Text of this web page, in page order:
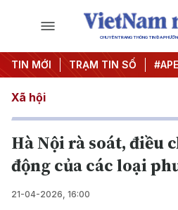
CHUYÊN TRANG THÔNG TIN ĐA
TIN MỚI TRẠM TIN SỐ
#Hội nghị Trung ương 3
Xã hội
Hà Nội rà soát, điều
động của các loại
21-04-2026, 16:00